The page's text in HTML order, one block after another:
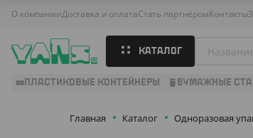
О компанииДоставка и оплатаСтать партнёромКонтакты
КАТАЛОГ
ПЛАСТИКОВЫЕ КОНТЕЙНЕРЫ БУМАЖНЫЕ
Главная Каталог Одноразовая